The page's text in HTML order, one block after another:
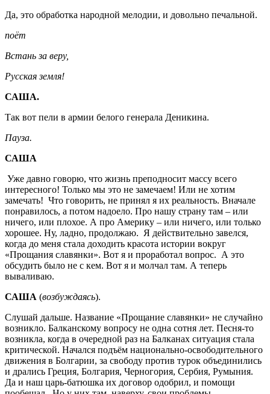
Да, это обработка народной мелодии, и довольно печальной.
поёт
Встань за веру,
Русская земля!
САША.
Так вот пели в армии белого генерала Деникина.
Пауза.
САША
Уже давно говорю, что жизнь преподносит массу всего
интересного! Только мы это не замечаем! Или не хотим
замечать! Что говорить, не принял я их реальность. Вначале
понравилось, а потом надоело. Про нашу страну там – или
ничего, или плохое. А про Америку – или ничего, или только
хорошее. Ну, ладно, продолжаю. Я действительно завелся,
когда до меня стала доходить красота истории вокруг
«Прощания славянки». Вот я и проработал вопрос. А это
обсудить было не с кем. Вот я и молчал там. А теперь
вываливаю.
САША (возбуждаясь).
Слушай дальше. Название «Прощание славянки» не случайно
возникло. Балканскому вопросу не одна сотня лет. Песня-то
возникла, когда в очередной раз на Балканах ситуация стала
критической. Начался подъём национально-освободительного
движения в Болгарии, за свободу против турок объединились
и дрались Греция, Болгария, Черногория, Сербия, Румыния.
Да и наш царь-батюшка их договор одобрил, и помощи